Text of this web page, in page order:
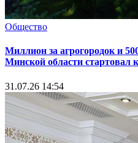
Общество
Миллион за агрогородок и
Минской области стартовал
31.07.26 14:54